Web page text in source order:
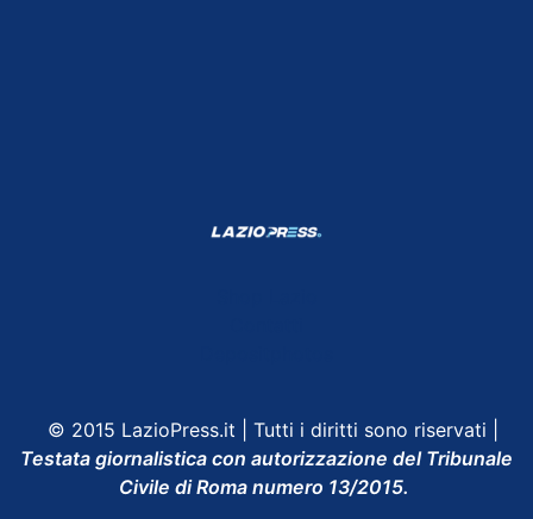
© 2015 LazioPress.it | Tutti i diritti sono riservati |
Testata giornalistica con autorizzazione del Tribunale
Civile di Roma numero 13/2015.